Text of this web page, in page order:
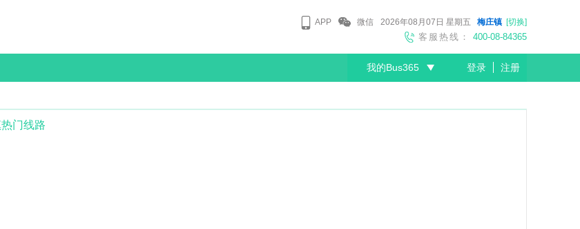
APP 微信 2026年08月07日 星期五 梅庄镇 [切换]
客服热线： 400-08-84365
我的Bus365 登录 注册
热门线路